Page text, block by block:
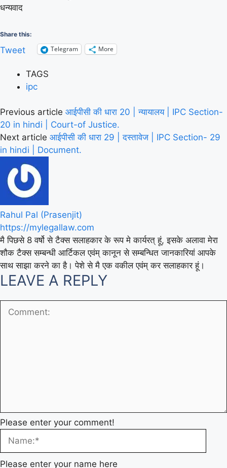
धन्यवाद
Share this:
Tweet Telegram More
TAGS
ipc
Previous article आईपीसी की धारा 20 | न्यायालय | IPC Section-
20 in hindi | Court-of Justice.
Next article आईपीसी की धारा 29 | दस्तावेज | IPC Section- 29
in hindi | Document.
Rahul Pal (Prasenjit)
https://mylegallaw.com
मै पिछसे 8 वर्षो से टैक्स सलाहकार के रूप मे कार्यरत् हूं, इसके अलावा मेरा
शौक टैक्स सम्बन्धी आर्टिकल एवंम् कानून से सम्बन्धित जानकारियां आपके
साथ साझा करने का है। पेशे से मै एक वकील एवंम् कर सलाहकार हूं।
LEAVE A REPLY
Please enter your comment!
Please enter your name here